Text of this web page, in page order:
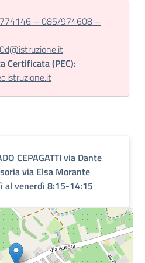
– 085/974608 –
Certificata (PEC):
CEPAGATTI via Dante
via Elsa Morante
al venerdì 8:15-14:15